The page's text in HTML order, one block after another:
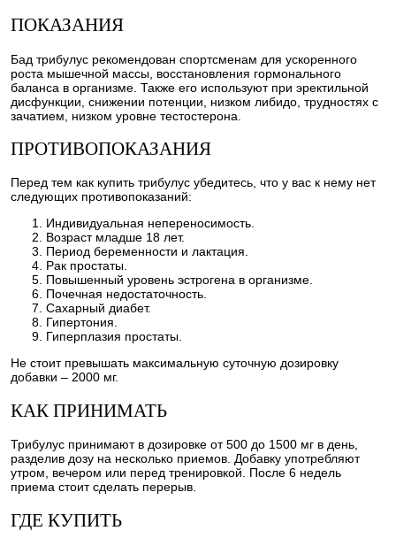
ПОКАЗАНИЯ
Бад трибулус рекомендован спортсменам для ускоренного
роста мышечной массы, восстановления гормонального
баланса в организме. Также его используют при эректильной
дисфункции, снижении потенции, низком либидо, трудностях с
зачатием, низком уровне тестостерона.
ПРОТИВОПОКАЗАНИЯ
Перед тем как купить трибулус убедитесь, что у вас к нему нет
следующих противопоказаний:
Индивидуальная непереносимость.
Возраст младше 18 лет.
Период беременности и лактация.
Рак простаты.
Повышенный уровень эстрогена в организме.
Почечная недостаточность.
Сахарный диабет.
Гипертония.
Гиперплазия простаты.
Не стоит превышать максимальную суточную дозировку
добавки – 2000 мг.
КАК ПРИНИМАТЬ
Трибулус принимают в дозировке от 500 до 1500 мг в день,
разделив дозу на несколько приемов. Добавку употребляют
утром, вечером или перед тренировкой. После 6 недель
приема стоит сделать перерыв.
ГДЕ КУПИТЬ